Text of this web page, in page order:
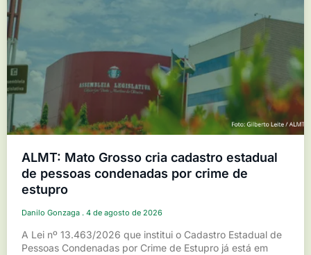
ALMT: Mato Grosso cria cadastro estadual
de pessoas condenadas por crime de
estupro
Danilo Gonzaga 4 de agosto de 2026
A Lei nº 13.463/2026 que institui o Cadastro Estadual de
Pessoas Condenadas por Crime de Estupro já está em